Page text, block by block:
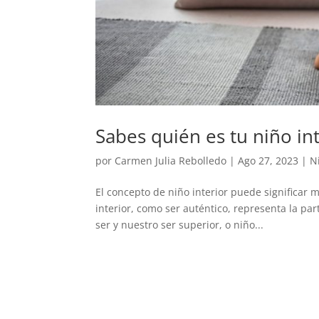
Sabes quién es tu niño
por Carmen Julia Rebolledo |Ago 27, 2023 |
El concepto de niño interior puede significar
interior, como ser auténtico, representa la
ser y nuestro ser superior, o niño...